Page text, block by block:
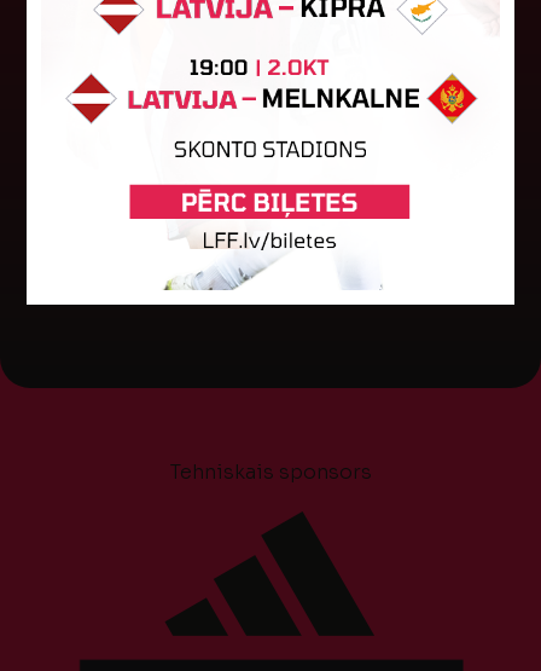
maču pret Lietuvu
Otrdien notika sieviešu futbola izlašu Baltijas
kausa izcīņas izloze. Šogad turnīrs tiks izspēlēts
Igaunijā. Pusfināla stadijā 28. novembrī Latvija
spēlēs pret Lietuvu...
Tehniskais sponsors